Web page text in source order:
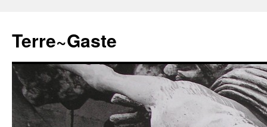
contenu
Terre~Gaste